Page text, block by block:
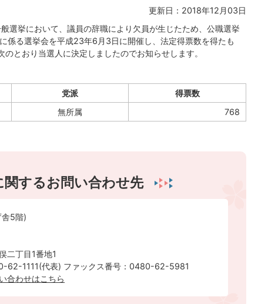
更新日：2018年12月03日
選挙において、議員の辞職により欠員が生じたため、公職選挙
係る選挙会を平成23年6月3日に開催し、法定得票数を得たも
とおり当選人に決定しましたのでお知らせします。
党派
得票数
無所属 768
関するお問い合わせ先
5階)
二丁目1番地1
62-1111(代表) ファックス番号：0480-62-5981
合わせはこちら